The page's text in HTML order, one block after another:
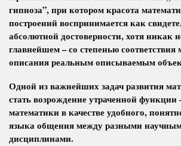
гипноза”, при котором красота
построений воспринимается как
абсолютной достоверности, хотя никак
главнейшем – со степенью соответствия
описания реальным описываемым
Одной из важнейших задач развития
стать возрождение утраченной функции
математики в качестве удобного,
языка общения между разными
дисциплинами.